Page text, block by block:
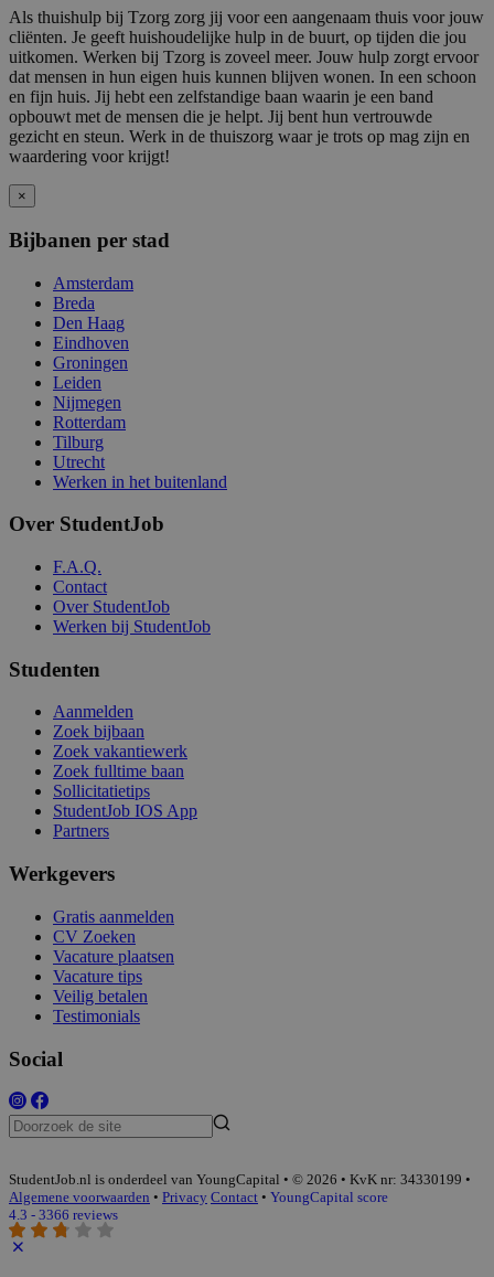
Als thuishulp bij Tzorg zorg jij voor een aangenaam thuis voor jouw
cliënten. Je geeft huishoudelijke hulp in de buurt, op tijden die jou
uitkomen. Werken bij Tzorg is zoveel meer. Jouw hulp zorgt ervoor
dat mensen in hun eigen huis kunnen blijven wonen. In een schoon
en fijn huis. Jij hebt een zelfstandige baan waarin je een band
opbouwt met de mensen die je helpt. Jij bent hun vertrouwde
gezicht en steun. Werk in de thuiszorg waar je trots op mag zijn en
waardering voor krijgt!
×
Bijbanen per stad
Amsterdam
Breda
Den Haag
Eindhoven
Groningen
Leiden
Nijmegen
Rotterdam
Tilburg
Utrecht
Werken in het buitenland
Over StudentJob
F.A.Q.
Contact
Over StudentJob
Werken bij StudentJob
Studenten
Aanmelden
Zoek bijbaan
Zoek vakantiewerk
Zoek fulltime baan
Sollicitatietips
StudentJob IOS App
Partners
Werkgevers
Gratis aanmelden
CV Zoeken
Vacature plaatsen
Vacature tips
Veilig betalen
Testimonials
Social
StudentJob.nl is onderdeel van YoungCapital • © 2026 • KvK nr: 34330199 •
Algemene voorwaarden • Privacy Contact • YoungCapital score
4.3 - 3366 reviews